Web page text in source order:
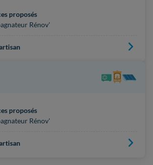
proposés
Rénov'
proposés
Rénov'